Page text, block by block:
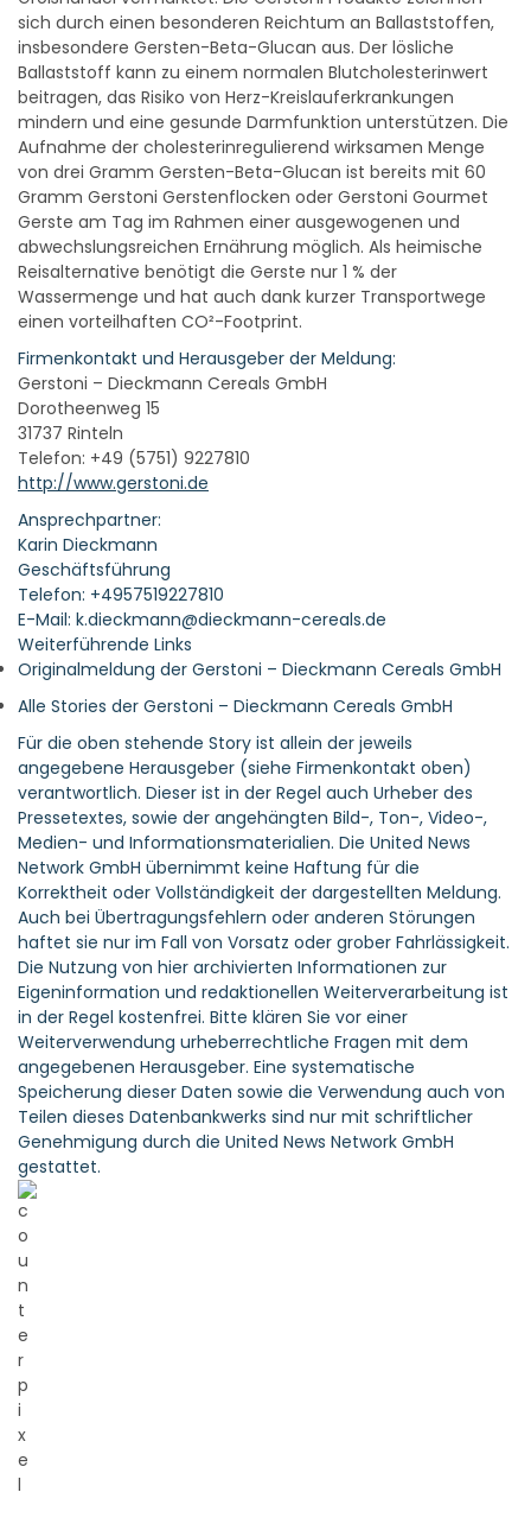
sich durch einen besonderen Reichtum an Ballaststoffen,
insbesondere Gersten-Beta-Glucan aus. Der lösliche
Ballaststoff kann zu einem normalen Blutcholesterinwert
beitragen, das Risiko von Herz-Kreislauferkrankungen
mindern und eine gesunde Darmfunktion unterstützen. Die
Aufnahme der cholesterinregulierend wirksamen Menge
von drei Gramm Gersten-Beta-Glucan ist bereits mit 60
Gramm Gerstoni Gerstenflocken oder Gerstoni Gourmet
Gerste am Tag im Rahmen einer ausgewogenen und
abwechslungsreichen Ernährung möglich. Als heimische
Reisalternative benötigt die Gerste nur 1 % der
Wassermenge und hat auch dank kurzer Transportwege
einen vorteilhaften CO²-Footprint.
Firmenkontakt und Herausgeber der Meldung:
Gerstoni – Dieckmann Cereals GmbH
Dorotheenweg 15
31737 Rinteln
Telefon: +49 (5751) 9227810
http://www.gerstoni.de
Ansprechpartner:
Karin Dieckmann
Geschäftsführung
Telefon: +4957519227810
E-Mail: k.dieckmann@dieckmann-cereals.de
Weiterführende Links
Originalmeldung der Gerstoni – Dieckmann Cereals GmbH
Alle Stories der Gerstoni – Dieckmann Cereals GmbH
Für die oben stehende Story ist allein der jeweils
angegebene Herausgeber (siehe Firmenkontakt oben)
verantwortlich. Dieser ist in der Regel auch Urheber des
Pressetextes, sowie der angehängten Bild-, Ton-, Video-,
Medien- und Informationsmaterialien. Die United News
Network GmbH übernimmt keine Haftung für die
Korrektheit oder Vollständigkeit der dargestellten Meldung.
Auch bei Übertragungsfehlern oder anderen Störungen
haftet sie nur im Fall von Vorsatz oder grober Fahrlässigkeit.
Die Nutzung von hier archivierten Informationen zur
Eigeninformation und redaktionellen Weiterverarbeitung ist
in der Regel kostenfrei. Bitte klären Sie vor einer
Weiterverwendung urheberrechtliche Fragen mit dem
angegebenen Herausgeber. Eine systematische
Speicherung dieser Daten sowie die Verwendung auch von
Teilen dieses Datenbankwerks sind nur mit schriftlicher
Genehmigung durch die United News Network GmbH
gestattet.